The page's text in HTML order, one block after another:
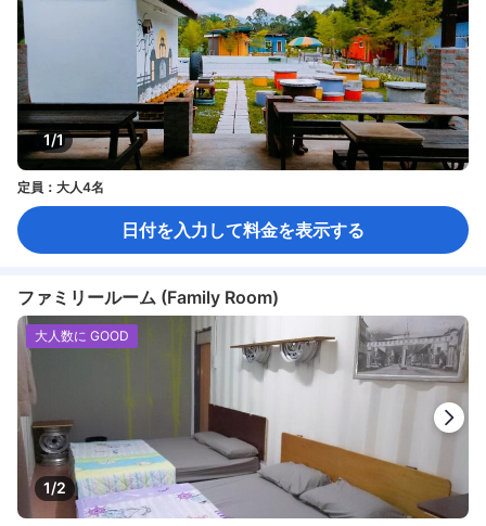
1/1
定員：大人4名
日付を入力して料金を表示する
ファミリールーム (Family Room)
1/2
大人数に GOOD